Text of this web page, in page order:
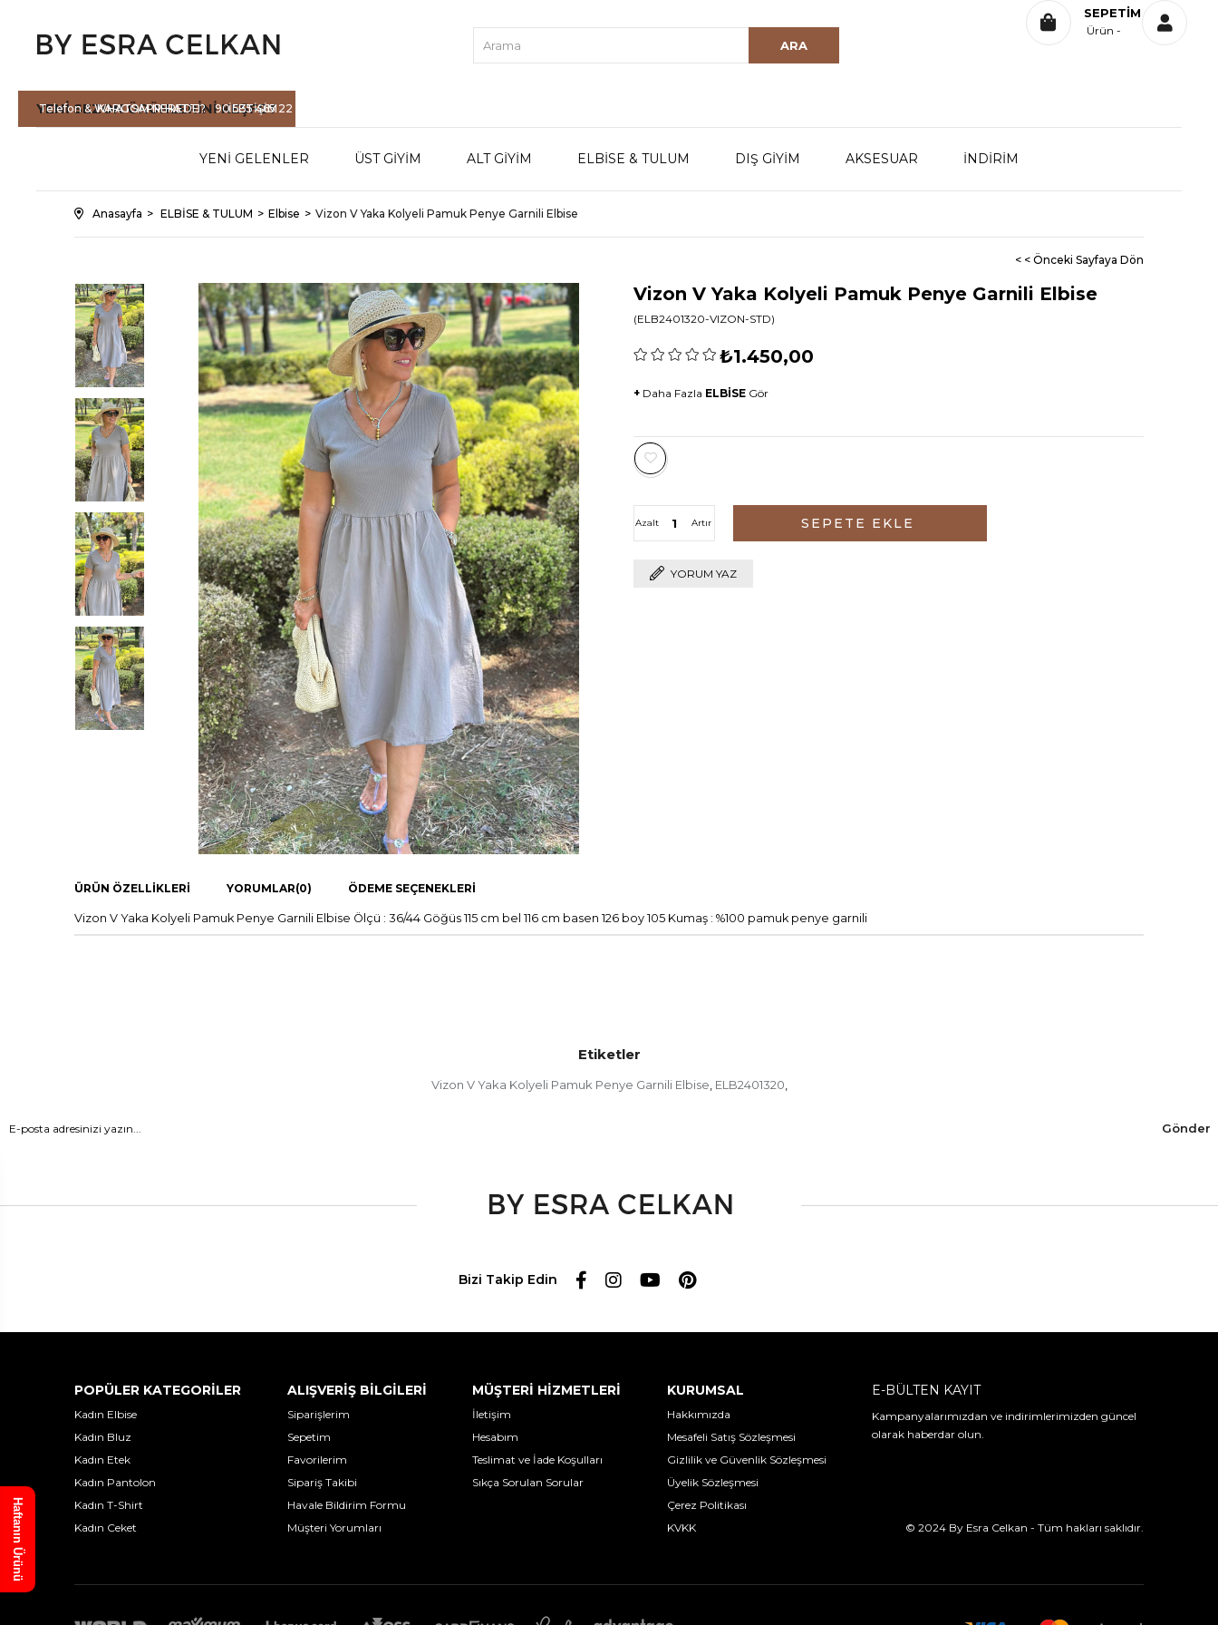
Telefon & WHATSAPP HATTI : 90 535 465 22
YENİ SEZONÜRÜNLERİNİ KEŞFET
KARGOM NEREDE? İLETİŞİM
SEPETIM
Ürün
YENİ GELENLER ÜST GİYİM ALT GİYİM ELBİSE & TULUM DIŞ GİYİM AKSESUAR İNDİRİM
Anasayfa ELBİSE & TULUM Elbise Vizon V Yaka Kolyeli Pamuk Penye Garnili Elbise
< < Önceki Sayfaya Dön
Vizon V Yaka Kolyeli Pamuk Penye Garnili Elbise
(ELB2401320-VIZON-STD)
₺1.450,00
+ Daha Fazla ELBİSE Gör
Artır
Azalt
YORUM YAZ
ÜRÜN ÖZELLIKLERI YORUMLAR(0) ÖDEME SEÇENEKLERI
Vizon V Yaka Kolyeli Pamuk Penye Garnili Elbise Ölçü : 36/44 Göğüs 115 cm bel 116 cm basen 126 boy 105 Kumaş : %100 pamuk penye garnili
Etiketler
Vizon V Yaka Kolyeli Pamuk Penye Garnili Elbise, ELB2401320,
Gönder
Bizi Takip Edin
POPÜLER KATEGORİLER
Kadın Elbise
Kadın Bluz
Kadın Etek
Kadın Pantolon
Kadın T-Shirt
Kadın Ceket
ALIŞVERİŞ BİLGİLERİ
Siparişlerim
Sepetim
Favorilerim
Sipariş Takibi
Havale Bildirim Formu
Müşteri Yorumları
MÜŞTERİ HİZMETLERİ
İletişim
Hesabım
Teslimat ve İade Koşulları
Sıkça Sorulan Sorular
KURUMSAL
Hakkımızda
Mesafeli Satış Sözleşmesi
Gizlilik ve Güvenlik Sözleşmesi
Üyelik Sözleşmesi
Çerez Politikası
KVKK
E-BÜLTEN KAYIT
Kampanyalarımızdan ve indirimlerimizden güncel
olarak haberdar olun.
© 2024 By Esra Celkan - Tüm hakları saklıdır.
Haftanın Ürünü